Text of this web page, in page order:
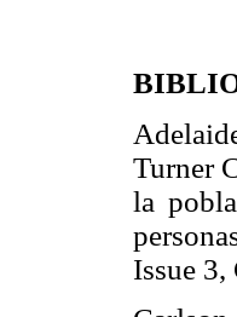
Turner
la
Issue